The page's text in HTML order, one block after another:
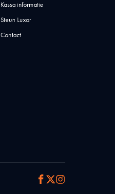
Kassa informatie
Steun Luxor
Contact